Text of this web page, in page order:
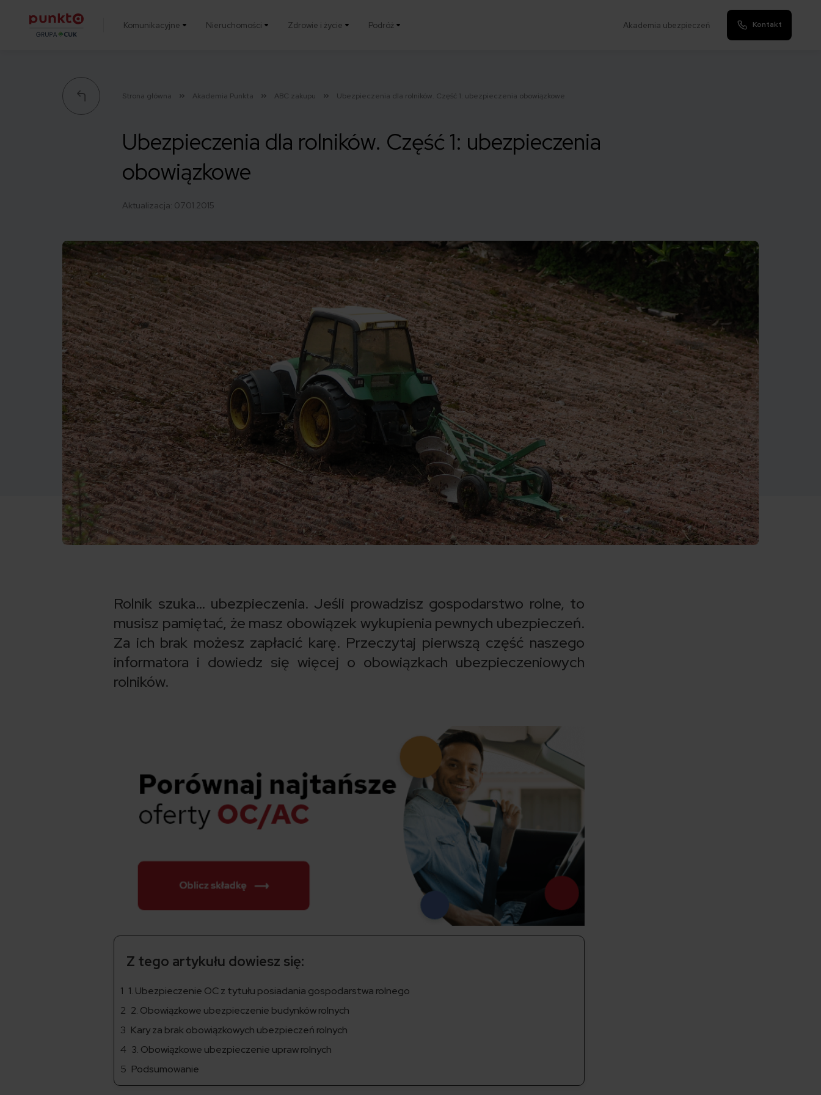
Komunikacyjne Nieruchomości Zdrowie i życie Podróż Akademia ubezpieczeń Kontakt
Strona główna Akademia Punkta ABC zakupu Ubezpieczenia dla rolników. Część 1: ubezpieczenia obowiązkowe
Ubezpieczenia dla rolników. Część 1: ubezpieczenia
obowiązkowe
Aktualizacja: 07.01.2015
Rolnik szuka… ubezpieczenia. Jeśli prowadzisz gospodarstwo rolne, to
musisz pamiętać, że masz obowiązek wykupienia pewnych ubezpieczeń.
Za ich brak możesz zapłacić karę. Przeczytaj pierwszą część naszego
informatora i dowiedz się więcej o obowiązkach ubezpieczeniowych
rolników.
Z tego artykułu dowiesz się:
1. Ubezpieczenie OC z tytułu posiadania gospodarstwa rolnego
2. Obowiązkowe ubezpieczenie budynków rolnych
Kary za brak obowiązkowych ubezpieczeń rolnych
3. Obowiązkowe ubezpieczenie upraw rolnych
Podsumowanie